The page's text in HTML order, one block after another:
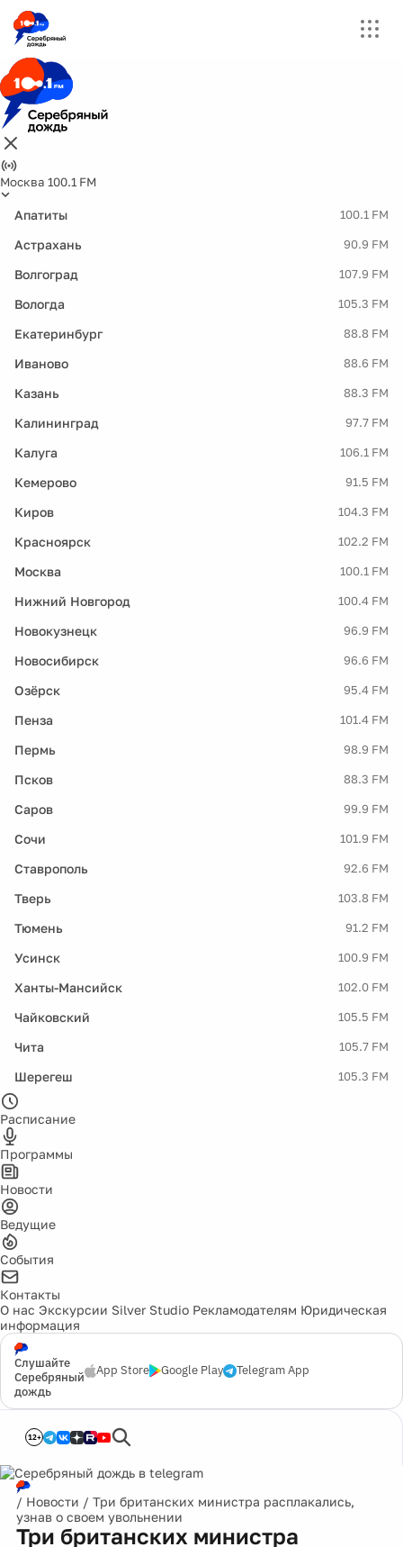
Москва 100.1 FM
Апатиты 100.1 FM
Астрахань 90.9 FM
Волгоград 107.9 FM
Вологда 105.3 FM
Екатеринбург 88.8 FM
Иваново 88.6 FM
Казань 88.3 FM
Калининград 97.7 FM
Калуга 106.1 FM
Кемерово 91.5 FM
Киров 104.3 FM
Красноярск 102.2 FM
Москва 100.1 FM
Нижний Новгород 100.4 FM
Новокузнецк 96.9 FM
Новосибирск 96.6 FM
Озёрск 95.4 FM
Пенза 101.4 FM
Пермь 98.9 FM
Псков 88.3 FM
Саров 99.9 FM
Сочи 101.9 FM
Ставрополь 92.6 FM
Тверь 103.8 FM
Тюмень 91.2 FM
Усинск 100.9 FM
Ханты-Мансийск 102.0 FM
Чайковский 105.5 FM
Чита 105.7 FM
Шерегеш 105.3 FM
Расписание
Программы
Новости
Ведущие
События
Контакты
О нас Экскурсии Silver Studio Рекламодателям Юридическая
информация
Слушайте
Серебряный
дождь
App Store Google Play Telegram App
12+
/ Новости / Три британских министра расплакались,
узнав о своем увольнении
Три британских министра